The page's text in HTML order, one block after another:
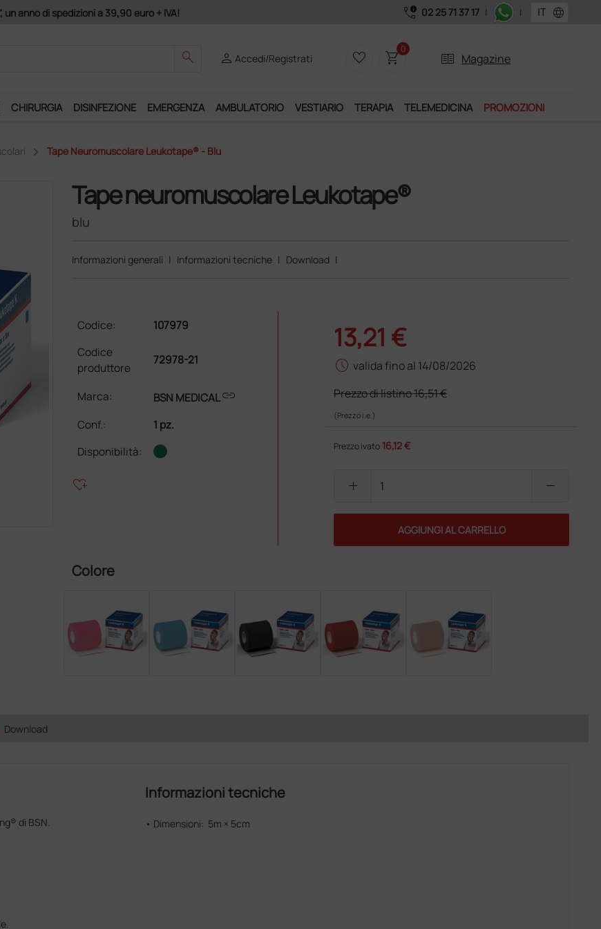
anno di spedizioni a 39,90 euro + IVA! Il nostro
call_quality 02 25 71 37 17 | | language
search personAccedi/Registrati favorite_border shopping_cart0
two_pager Magazine
CHIRURGIA DISINFEZIONE EMERGENZA AMBULATORIO VESTIARIO TERAPIA TELEMEDICINA PROMOZIONI
Tape Neuromuscolare Leukotape® - Blu
Tape neuromuscolare Leukotape®
blu
Informazioni generali | Informazioni tecniche | Download |
Codice:
107979
Codice
produttore
72978-21
Marca: BSN MEDICALlink
Conf.:
1 pz.
Disponibilità:
heart_plus
13,21 €
schedule valida fino al 14/08/2026
Prezzo di listino16,51 €
(Prezzo i.e.)
Prezzo ivato 16,12 €
add remove
AGGIUNGI AL CARRELLO
Colore
Download
di BSN.
Informazioni tecniche
• Dimensioni: 5m × 5cm